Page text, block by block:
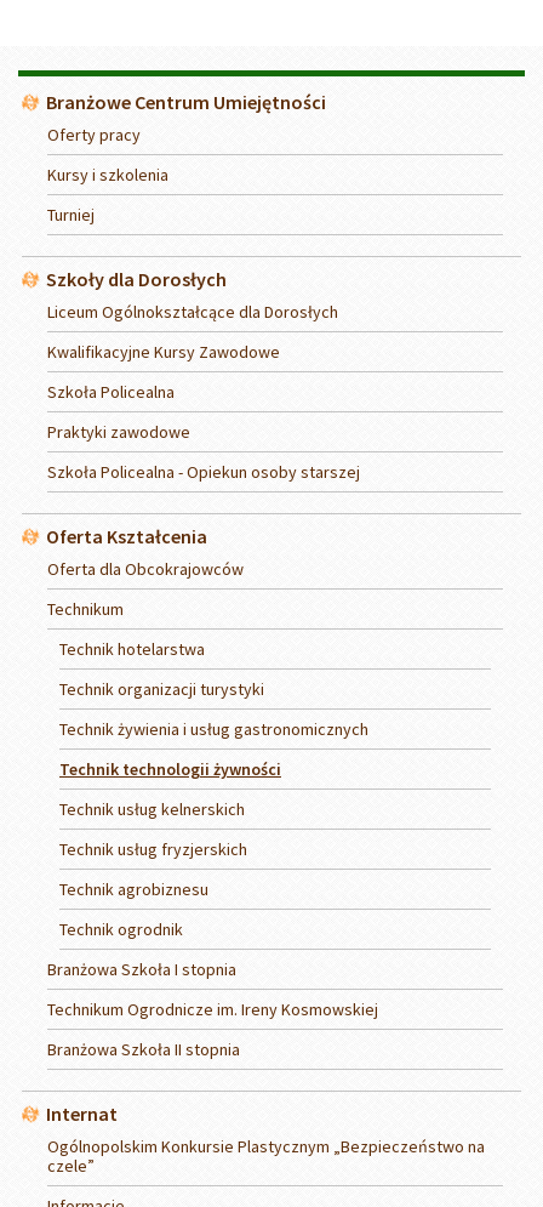
MenuBranżowe Centrum Umiejętności
Oferty pracy
Kursy i szkolenia
Turniej
Szkoły dla Dorosłych
Liceum Ogólnokształcące dla Dorosłych
Kwalifikacyjne Kursy Zawodowe
Szkoła Policealna
Praktyki zawodowe
Szkoła Policealna - Opiekun osoby starszej
Oferta Kształcenia
Oferta dla Obcokrajowców
Technikum
Technik hotelarstwa
Technik organizacji turystyki
Technik żywienia i usług gastronomicznych
Technik technologii żywności
Technik usług kelnerskich
Technik usług fryzjerskich
Technik agrobiznesu
Technik ogrodnik
Branżowa Szkoła I stopnia
Technikum Ogrodnicze im. Ireny Kosmowskiej
Branżowa Szkoła II stopnia
Internat
Ogólnopolskim Konkursie Plastycznym „Bezpieczeństwo na
czele”